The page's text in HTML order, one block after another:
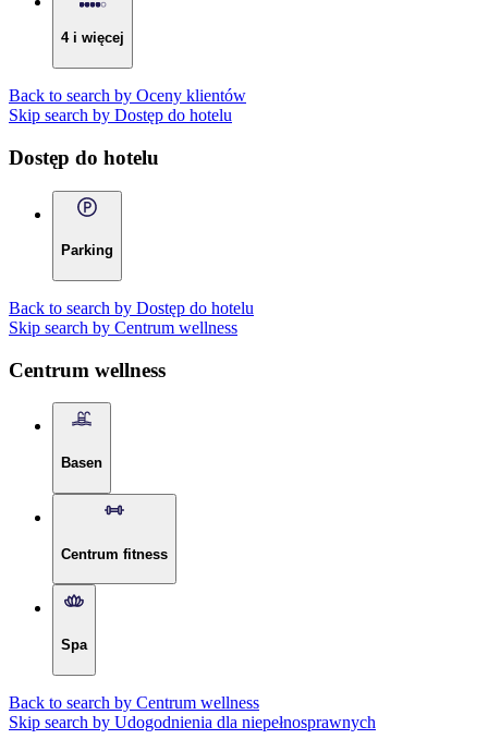
4 i więcej
Back to search by Oceny klientów
Skip search by Dostęp do hotelu
Dostęp do hotelu
Parking
Back to search by Dostęp do hotelu
Skip search by Centrum wellness
Centrum wellness
Basen
Centrum fitness
Spa
Back to search by Centrum wellness
Skip search by Udogodnienia dla niepełnosprawnych